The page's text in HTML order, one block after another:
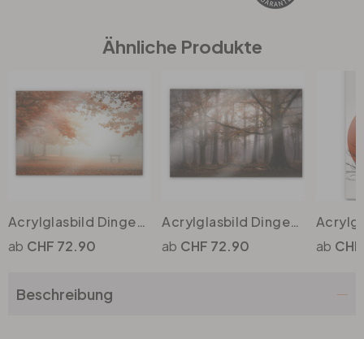
Bad
Eingangsbereich
Ähnliche Produkte
Acrylglasbild Dingemans - Ruhender Wald
CHF 72.90
Acrylglasbild Dingemans - Nebel im Herbstwald
CHF 72.90
Beschreibung